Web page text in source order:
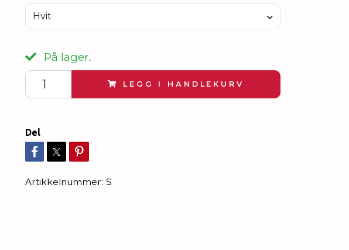
Hvit
På lager.
LEGG I HANDLEKURV
Del
Artikkelnummer: S